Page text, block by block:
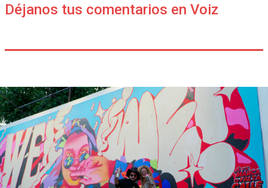
Déjanos tus comentarios en Voiz